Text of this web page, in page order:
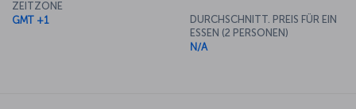
ZEITZONE
GMT +1
DURCHSCHNITT. PREIS FÜR EIN
ESSEN (2 PERSONEN)
N/A